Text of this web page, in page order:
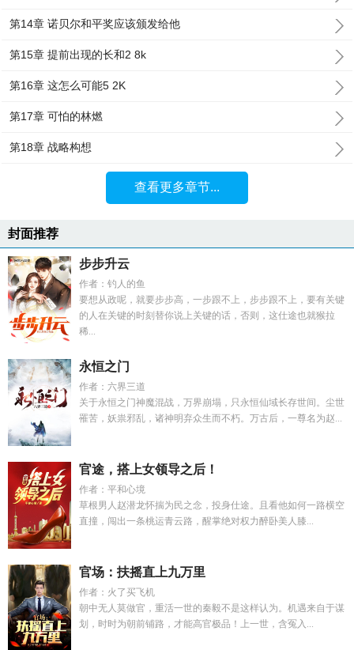
第14章 诺贝尔和平奖应该颁发给他
第15章 提前出现的长和2 8k
第16章 这怎么可能5 2K
第17章 可怕的林燃
第18章 战略构想
查看更多章节...
封面推荐
步步升云
作者：钓人的鱼
要想从政呢，就要步步高，一步跟不上，步步跟不上，要有关键
的人在关键的时刻替你说上关键的话，否则，这仕途也就猴拉
稀...
永恒之门
作者：六界三道
关于永恒之门神魔混战，万界崩塌，只永恒仙域长存世间。尘世
罹苦，妖祟邪乱，诸神明弃众生而不朽。万古后，一尊名为赵...
官途，搭上女领导之后！
作者：平和心境
草根男人赵潜龙怀揣为民之念，投身仕途。且看他如何一路横空
直撞，闯出一条桃运青云路，醒掌绝对权力醉卧美人膝...
官场：扶摇直上九万里
作者：火了买飞机
朝中无人莫做官，重活一世的秦毅不是这样认为。机遇来自于谋
划，时时为朝前铺路，才能高官极品！上一世，含冤入...